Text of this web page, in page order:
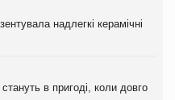
надлегкі керамічні
в пригоді, коли довго